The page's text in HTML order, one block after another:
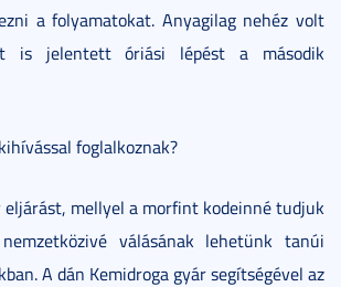
a folyamatokat. Anyagilag nehéz volt
is jelentett óriási lépést a második
foglalkoznak?
eljárást, mellyel a morfint kodeinné tudjuk
válásának lehetünk tanúi
A dán Kemidroga gyár segítségével az